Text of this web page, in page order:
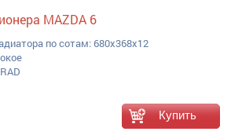
MAZDA 6
по сотам: 680x368x12